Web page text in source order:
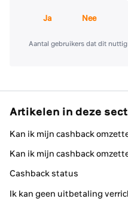
Ja Nee
Aantal gebruikers dat dit
Artikelen in deze
Kan ik mijn cashback
Kan ik mijn cashback
Cashback status
Ik kan geen uitbetaling